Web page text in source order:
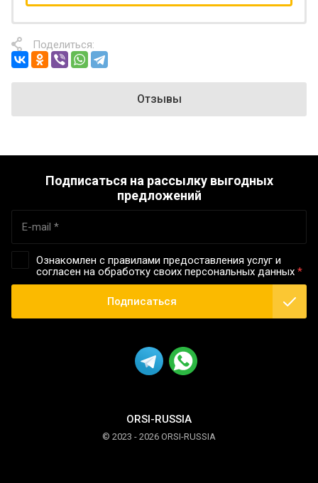
Поделиться:
Отзывы
Подписаться на рассылку выгодных
предложений
Ознакомлен с правилами предоставления услуг и
согласен на обработку своих персональных данных *
Подписаться
ORSI-RUSSIA
© 2023 - 2026 ORSI-RUSSIA